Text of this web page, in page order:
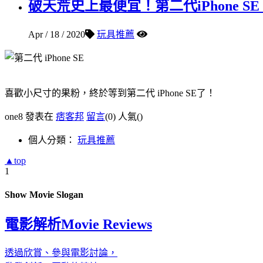
破天荒史上最便宜！第二代iPhone SE
Apr / 18 / 2020 玩具推薦
喜歡小尺寸的果粉，終於等到第二代 iPhone SE了！
one8 發表在 痞客邦 留言(0) 人氣()
個人分類： 玩具推薦
▲top
1
Show Movie Slogan
電影解析Movie Reviews
透過欣賞、參與電影討論，